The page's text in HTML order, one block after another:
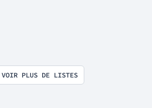
VOIR PLUS DE LISTES